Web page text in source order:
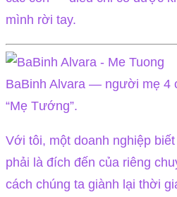
mình rời tay.
BaBinh Alvara — người mẹ 4
“Mẹ Tướng”.
Với tôi, một doanh nghiệp
phải là đích đến của riêng
cách chúng ta giành lại thời